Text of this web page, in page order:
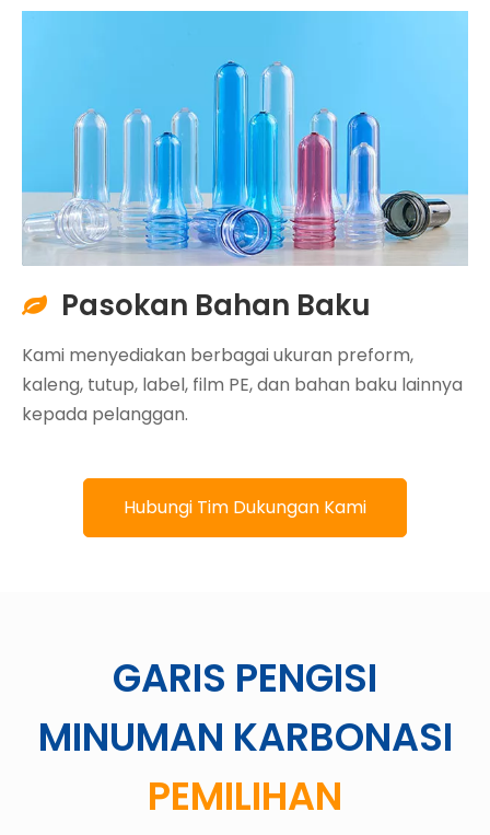
 Pasokan Bahan Baku
Kami menyediakan berbagai ukuran preform,
kaleng, tutup, label, film PE, dan bahan baku lainnya
kepada pelanggan.
Hubungi Tim Dukungan Kami
GARIS PENGISI
MINUMAN KARBONASI
PEMILIHAN